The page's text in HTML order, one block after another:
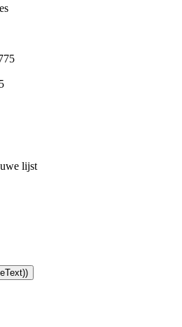
lijst